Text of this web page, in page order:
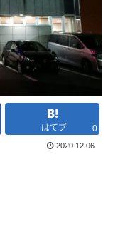
はてブ 0
2020.12.06